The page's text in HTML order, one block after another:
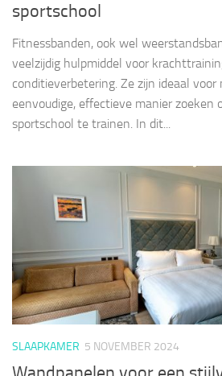
sportschool
Fitnessbanden, ook wel
veelzijdig hulpmiddel voor
conditieverbetering. Ze zijn ideaal voor
eenvoudige, effectieve manier zoeken
sportschool te trainen. In dit...
SLAAPKAMER 5 NOVEMBER 2024